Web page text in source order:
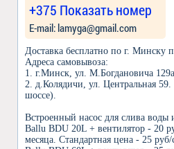
+375 Показать номер
Е-mail: lamyga@gmail.com
Доставка бесплатно по г. Минску
Адреса самовывоза:
1. г.Минск, ул. М.Богдановича
2. д.Колядичи, ул. Центральная
шоссе).
Встроенный насос для слива воды
Ballu BDU 20L + вентилятор - 20
месяца. Стандартная цена - 25 руб/